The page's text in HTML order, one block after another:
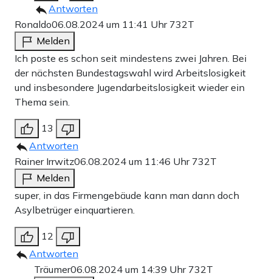
Antworten
Ronaldo06.08.2024 um 11:41 Uhr 732T
Melden
Ich poste es schon seit mindestens zwei Jahren. Bei
der nächsten Bundestagswahl wird Arbeitslosigkeit
und insbesondere Jugendarbeitslosigkeit wieder ein
Thema sein.
13
Antworten
Rainer Irrwitz06.08.2024 um 11:46 Uhr 732T
Melden
super, in das Firmengebäude kann man dann doch
Asylbetrüger einquartieren.
12
Antworten
Träumer06.08.2024 um 14:39 Uhr 732T